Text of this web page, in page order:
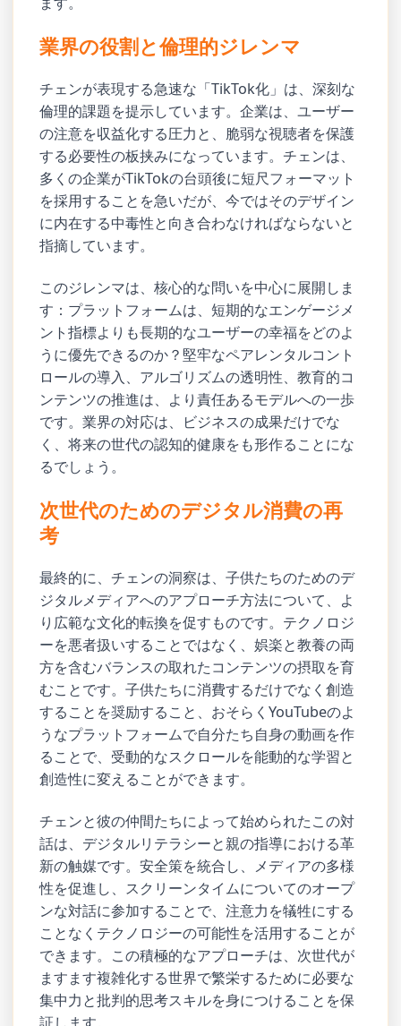
業界の役割と倫理的ジレンマ
チェンが表現する急速な「TikTok化」は、深刻な
倫理的課題を提示しています。企業は、ユーザー
の注意を収益化する圧力と、脆弱な視聴者を保護
する必要性の板挟みになっています。チェンは、
多くの企業がTikTokの台頭後に短尺フォーマット
を採用することを急いだが、今ではそのデザイン
に内在する中毒性と向き合わなければならないと
指摘しています。
このジレンマは、核心的な問いを中心に展開しま
す：プラットフォームは、短期的なエンゲージメ
ント指標よりも長期的なユーザーの幸福をどのよ
うに優先できるのか？堅牢なペアレンタルコント
ロールの導入、アルゴリズムの透明性、教育的コ
ンテンツの推進は、より責任あるモデルへの一歩
です。業界の対応は、ビジネスの成果だけでな
く、将来の世代の認知的健康をも形作ることにな
るでしょう。
次世代のためのデジタル消費の再
考
最終的に、チェンの洞察は、子供たちのためのデ
ジタルメディアへのアプローチ方法について、よ
り広範な文化的転換を促すものです。テクノロジ
ーを悪者扱いすることではなく、娯楽と教養の両
方を含むバランスの取れたコンテンツの摂取を育
むことです。子供たちに消費するだけでなく創造
することを奨励すること、おそらくYouTubeのよ
うなプラットフォームで自分たち自身の動画を作
ることで、受動的なスクロールを能動的な学習と
創造性に変えることができます。
チェンと彼の仲間たちによって始められたこの対
話は、デジタルリテラシーと親の指導における革
新の触媒です。安全策を統合し、メディアの多様
性を促進し、スクリーンタイムについてのオープ
ンな対話に参加することで、注意力を犠牲にする
ことなくテクノロジーの可能性を活用することが
できます。この積極的なアプローチは、次世代が
ますます複雑化する世界で繁栄するために必要な
集中力と批判的思考スキルを身につけることを保